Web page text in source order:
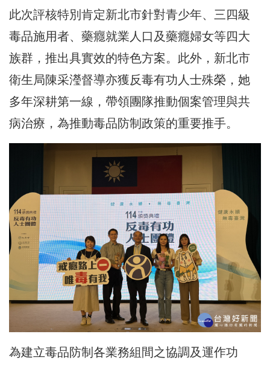
此次評核特別肯定新北市針對青少年、三四級
毒品施用者、藥癮就業人口及藥癮婦女等四大
族群，推出具實效的特色方案。此外，新北市
衛生局陳采瀅督導亦獲反毒有功人士殊榮，她
多年深耕第一線，帶領團隊推動個案管理與共
病治療，為推動毒品防制政策的重要推手。
為建立毒品防制各業務組間之協調及運作功